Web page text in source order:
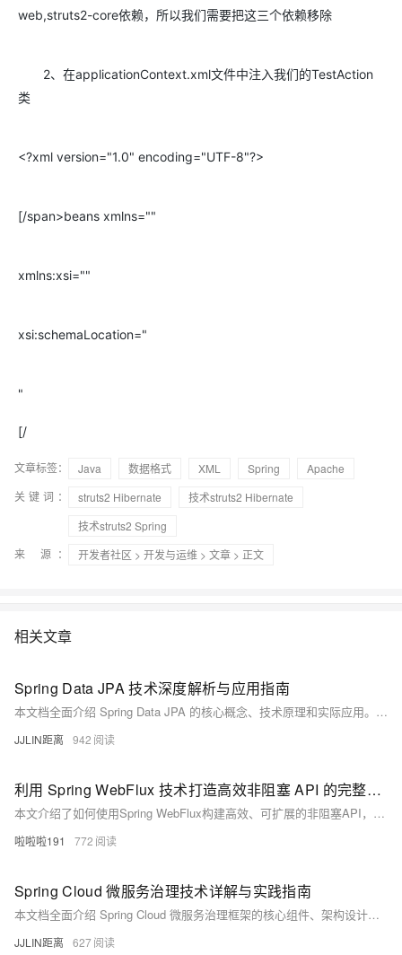
web,struts2-core依赖，所以我们需要把这三个依赖移除
2、在applicationContext.xml文件中注入我们的TestAction
类
<?xml version="1.0" encoding="UTF-8"?>
[/span>beans xmlns=""
xmlns:xsi=""
xsi:schemaLocation="
"
[/
文章标签： Java 数据格式 XML Spring
Apache
关键词：
struts2 Hibernate
技术struts2 Hibernate
技术struts2 Spring
来 源：
开发者社区 > 开发与运维 > 文章 > 正文
相关文章
Spring Data JPA 技术深度解析与应用指南
本文档全面介绍 Spring Data JPA 的核心概念、技术原理和实际应用。作为 Spring 生态系统中数据访问层的关键组件，Spring Data JPA 极大简化了 Java 持久层开发。本文将深入探讨其架构设计、核心接口、查询派生机制、事务管理以及与 Spring 框架的集成方式，并通过实际示例展示如何高效地使用这一技术。本文档约1500字，适合有一定 Spring 和 JPA 基础的开发者阅读。
JJLIN距离 942
利用 Spring WebFlux 技术打造高效非阻塞 API 的完整开发方案与实践技巧
本文介绍了如何使用Spring WebFlux构建高效、可扩展的非阻塞API，涵盖响应式编程核心概念、技术方案设计及具体实现示例，适用于高并发场景下的API开发。
啦啦啦191 772
Spring Cloud 微服务治理技术详解与实践指南
本文档全面介绍 Spring Cloud 微服务治理框架的核心组件、架构设计和实践应用。作为 Spring 生态系统中构建分布式系统的标准工具箱，Spring Cloud 提供了一套完整的微服务解决方案，涵盖服务发现、配置管理、负载均衡、熔断器等关键功能。本文将深入探讨其核心组件的工作原理、集成方式以及在实际项目中的最佳实践，帮助开发者构建高可用、可扩展的分布式系统。
JJLIN距离 627